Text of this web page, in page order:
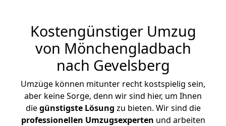
Kostengünstiger Umzug
von Mönchengladbach
nach Gevelsberg
Umzüge können mitunter recht kostspielig sein,
aber keine Sorge, denn wir sind hier, um Ihnen
diegünstigste Lösung zu bieten. Wir sind die
professionellen Umzugsexperten und arbeiten